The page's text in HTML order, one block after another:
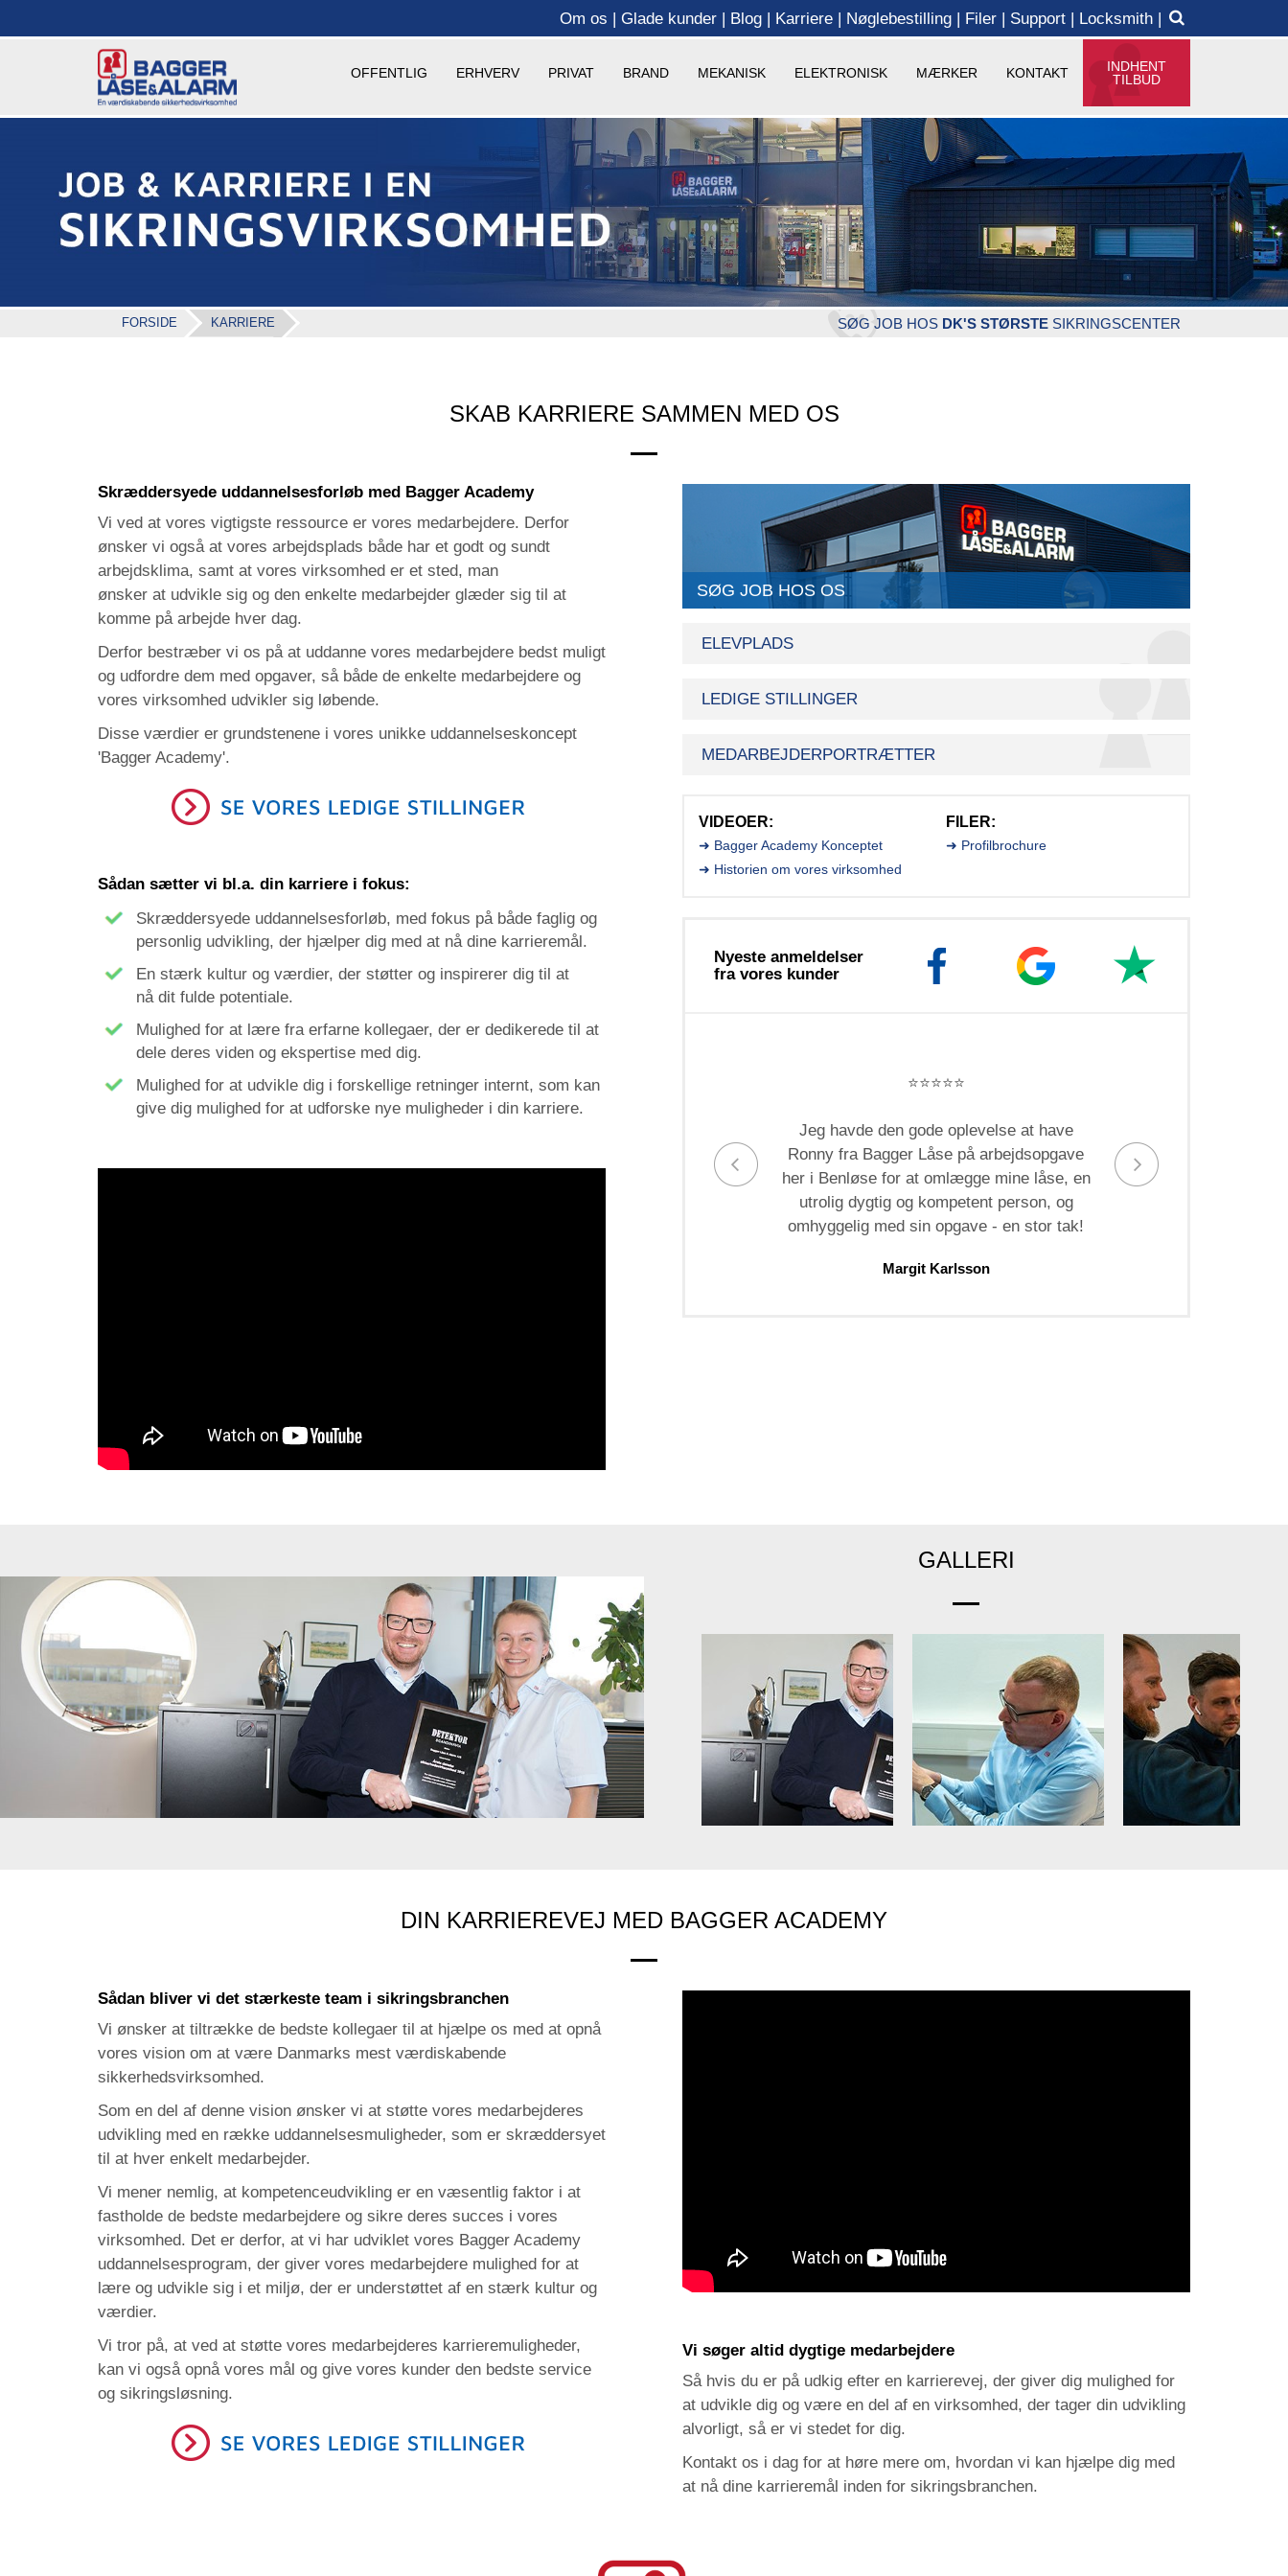
Om os Glade kunder Blog Karriere Nøglebestilling Filer Support Locksmith
OFFENTLIG ERHVERV PRIVAT BRAND MEKANISK ELEKTRONISK MÆRKER KONTAKT
INDHENT
TILBUD
FORSIDE KARRIERE SØG JOB HOS DK'S STØRSTE SIKRINGSCENTER
SKAB KARRIERE SAMMEN MED OS
Skræddersyede uddannelsesforløb med Bagger Academy
Vi ved at vores vigtigste ressource er vores medarbejdere. Derfor
ønsker vi også at vores arbejdsplads både har et godt og sundt
arbejdsklima, samt at vores virksomhed er et sted, man
ønsker at udvikle sig og den enkelte medarbejder glæder sig til at
komme på arbejde hver dag.
Derfor bestræber vi os på at uddanne vores medarbejdere bedst muligt
og udfordre dem med opgaver, så både de enkelte medarbejdere og
vores virksomhed udvikler sig løbende.
Disse værdier er grundstenene i vores unikke uddannelseskoncept
'Bagger Academy'.
Sådan sætter vi bl.a. din karriere i fokus:
Skræddersyede uddannelsesforløb, med fokus på både faglig og
personlig udvikling, der hjælper dig med at nå dine karrieremål.
En stærk kultur og værdier, der støtter og inspirerer dig til at
nå dit fulde potentiale.
Mulighed for at lære fra erfarne kollegaer, der er dedikerede til at
dele deres viden og ekspertise med dig.
Mulighed for at udvikle dig i forskellige retninger internt, som kan
give dig mulighed for at udforske nye muligheder i din karriere.
SØG JOB HOS OS
ELEVPLADS
LEDIGE STILLINGER
MEDARBEJDERPORTRÆTTER
VIDEOER:
➜ Bagger Academy Konceptet
➜ Historien om vores virksomhed
FILER:
➜ Profilbrochure
Nyeste anmeldelser
fra vores kunder
⭐️⭐️⭐️⭐️⭐️
Jeg havde den gode oplevelse at have
Ronny fra Bagger Låse på arbejdsopgave
her i Benløse for at omlægge mine låse, en
utrolig dygtig og kompetent person, og
omhyggelig med sin opgave - en stor tak!
Margit Karlsson
GALLERI
DIN KARRIEREVEJ MED BAGGER ACADEMY
Sådan bliver vi det stærkeste team i sikringsbranchen
Vi ønsker at tiltrække de bedste kollegaer til at hjælpe os med at opnå
vores vision om at være Danmarks mest værdiskabende
sikkerhedsvirksomhed.
Som en del af denne vision ønsker vi at støtte vores medarbejderes
udvikling med en række uddannelsesmuligheder, som er skræddersyet
til at hver enkelt medarbejder.
Vi mener nemlig, at kompetenceudvikling er en væsentlig faktor i at
fastholde de bedste medarbejdere og sikre deres succes i vores
virksomhed. Det er derfor, at vi har udviklet vores Bagger Academy
uddannelsesprogram, der giver vores medarbejdere mulighed for at
lære og udvikle sig i et miljø, der er understøttet af en stærk kultur og
værdier.
Vi tror på, at ved at støtte vores medarbejderes karrieremuligheder,
kan vi også opnå vores mål og give vores kunder den bedste service
og sikringsløsning.
Vi søger altid dygtige medarbejdere
Så hvis du er på udkig efter en karrierevej, der giver dig mulighed for
at udvikle dig og være en del af en virksomhed, der tager din udvikling
alvorligt, så er vi stedet for dig.
Kontakt os i dag for at høre mere om, hvordan vi kan hjælpe dig med
at nå dine karrieremål inden for sikringsbranchen.